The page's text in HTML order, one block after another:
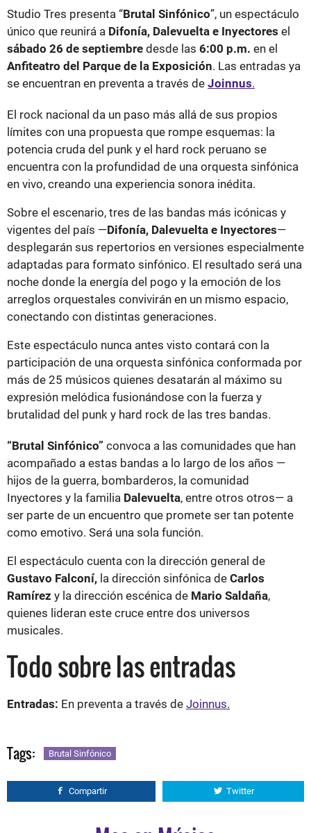
Studio Tres presenta “Brutal Sinfónico”, un espectáculo
único que reunirá a Difonía, Dalevuelta e Inyectores el
sábado 26 de septiembre desde las 6:00 p.m. en el
Anfiteatro del Parque de la Exposición. Las entradas ya
se encuentran en preventa a través de Joinnus.
El rock nacional da un paso más allá de sus propios
límites con una propuesta que rompe esquemas: la
potencia cruda del punk y el hard rock peruano se
encuentra con la profundidad de una orquesta sinfónica
en vivo, creando una experiencia sonora inédita.
Sobre el escenario, tres de las bandas más icónicas y
vigentes del país —Difonía, Dalevuelta e Inyectores—
desplegarán sus repertorios en versiones especialmente
adaptadas para formato sinfónico. El resultado será una
noche donde la energía del pogo y la emoción de los
arreglos orquestales convivirán en un mismo espacio,
conectando con distintas generaciones.
Este espectáculo nunca antes visto contará con la
participación de una orquesta sinfónica conformada por
más de 25 músicos quienes desatarán al máximo su
expresión melódica fusionándose con la fuerza y
brutalidad del punk y hard rock de las tres bandas.
“Brutal Sinfónico” convoca a las comunidades que han
acompañado a estas bandas a lo largo de los años —
hijos de la guerra, bombarderos, la comunidad
Inyectores y la familia Dalevuelta, entre otros otros— a
ser parte de un encuentro que promete ser tan potente
como emotivo. Será una sola función.
El espectáculo cuenta con la dirección general de
Gustavo Falconí, la dirección sinfónica de Carlos
Ramírez y la dirección escénica de Mario Saldaña,
quienes lideran este cruce entre dos universos
musicales.
Todo sobre las entradas
Entradas: En preventa a través de Joinnus.
Tags: Brutal Sinfónico
Compartir Twitter